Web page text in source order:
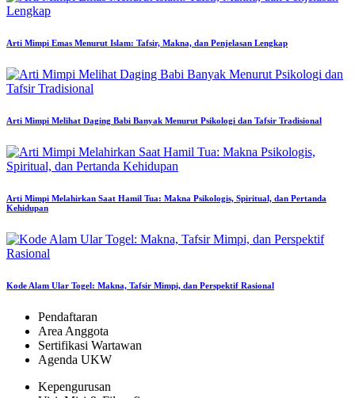
Arti Mimpi Emas Menurut Islam: Tafsir, Makna, dan Penjelasan Lengkap
Arti Mimpi Melihat Daging Babi Banyak Menurut Psikologi dan Tafsir Tradisional
Arti Mimpi Melahirkan Saat Hamil Tua: Makna Psikologis, Spiritual, dan Pertanda
Kehidupan
Kode Alam Ular Togel: Makna, Tafsir Mimpi, dan Perspektif Rasional
Pendaftaran
Area Anggota
Sertifikasi Wartawan
Agenda UKW
Kepengurusan